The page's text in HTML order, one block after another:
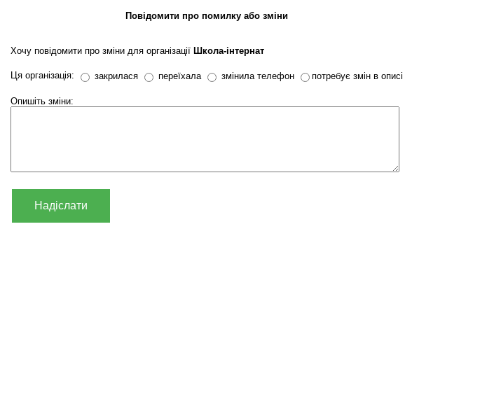
Повідомити про помилку або зміни
Хочу повідомити про зміни для організації Школа-інтернат
Ця організація: закрилася переїхала змінила телефон потребує змін в описі
Опишіть зміни:
Надіслати